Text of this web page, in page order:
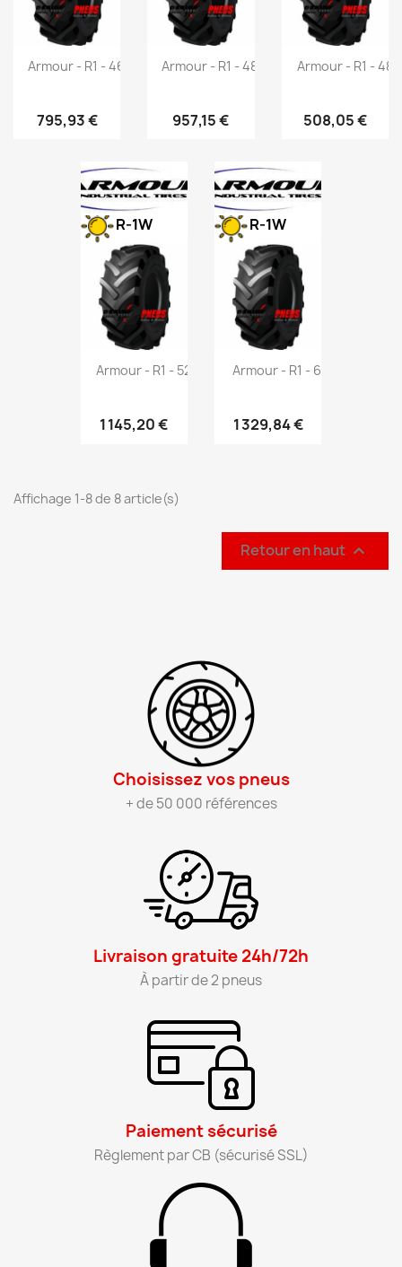
Armour - R1 - 460/85 R42 150A8
795,93 €
Armour - R1 - 480/80 R46 158A8
957,15 €
Armour - R1 -
508,05 €
R-1W
Armour - R1 - 520/85 R46 155A8
1 145,20 €
R-1W
Armour - R1 - 650/70 R42
1 329,84 €
Affichage 1-8 de 8 article(s)
Retour en haut 
Choisissez vos pneus​
+ de 50 000 références
Livraison gratuite 24h/72h​
À partir de 2 pneus​
Paiement sécurisé​
Règlement par CB (sécurisé SSL)​